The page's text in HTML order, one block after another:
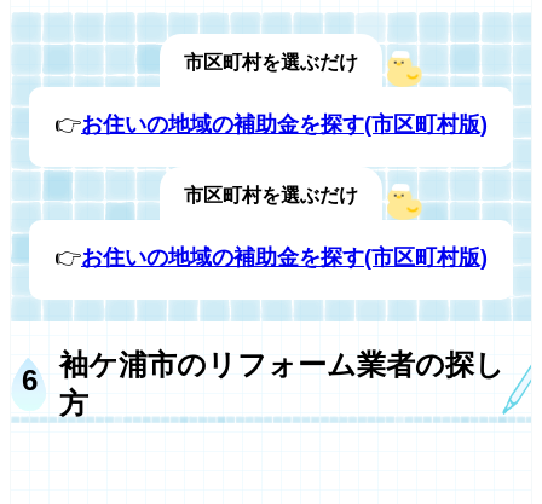
市区町村を選ぶだけ
👉お住いの地域の補助金を探す(市区町村版)
市区町村を選ぶだけ
👉お住いの地域の補助金を探す(市区町村版)
袖ケ浦市のリフォーム業者の探し
方